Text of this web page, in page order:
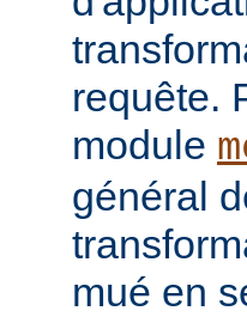
requête.
module
général
mué en